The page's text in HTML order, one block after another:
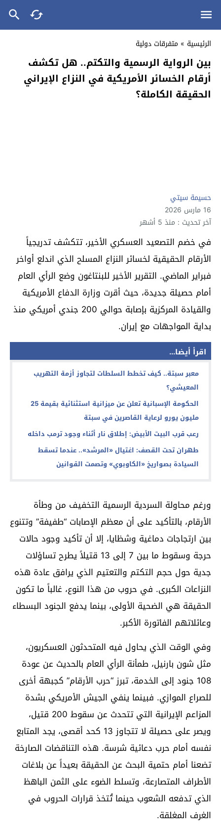
الرئيسية » متفرقات دولية
بين الرواية الرسمية والتكتم.. هل تكشف
أرقام الخسائر الأمريكية في النزاع الإيراني
الحقيقة الكاملة؟
حسيمة سيتي
16 مارس 2026
آخر تحديث : منذ 5 أشهر
في خضم التصعيد العسكري الأخير، تتكشف تدريجياً
الأرقام الحقيقية لخسائر النزاع المسلح الذي اندلع أواخر
فبراير الماضي. التقرير الأخير للبنتاغون وضع الرأي العام
أمام حصيلة جديدة، حيث أقرت وزارة الدفاع الأمريكية
والقيادة المركزية بإصابة حوالي 200 جندي أمريكي منذ
بداية المواجهات مع إيران.
اقرأ أيضا...
معبر سبتة.. كيف تخطط السلطات لتجاوز أزمة التهريب
المعيشي؟
الحكومة الإسبانية تعلن عن ميزانية استثنائية بقيمة 25
مليون يورو لرعاية القاصرين في سبتة
رعب قرب البيت الأبيض: إطلاق نار أثناء وجود ترمب داخله
طهران تحت القصف: اغتيال «المرشد».. عندما تسقط
السيادة بصواريخ «الكاوبوي» وتصمت القوانين
ورغم محاولة السردية الرسمية التخفيف من وطأة
الأرقام، بالتأكيد على أن معظم الإصابات “طفيفة” وتتنوع
بين ارتجاجات دماغية وشظايا، إلا أن تأكيد وجود حالات
حرجة وسقوط ما بين 7 إلى 13 قتيلاً يطرح تساؤلات
جدية حول حجم التكتم والتعتيم الذي يرافق عادة هذه
النزاعات الكبرى. في حروب من هذا النوع، غالباً ما تكون
الحقيقة هي الضحية الأولى، بينما يدفع الجنود البسطاء
وعائلاتهم الفاتورة الأكبر.
وفي الوقت الذي يحاول فيه المتحدثون العسكريون،
مثل شون بارنيل، طمأنة الرأي العام بالحديث عن عودة
108 جنود إلى الخدمة، تبرز “حرب الأرقام” كجبهة أخرى
للصراع الموازي. فبينما ينفي الجيش الأمريكي بشدة
المزاعم الإيرانية التي تتحدث عن سقوط 200 قتيل،
ويصر على حصيلة لا تتجاوز 13 كحد أقصى، يجد المتابع
نفسه أمام حرب دعائية شرسة. هذه التناقضات الصارخة
تضعنا أمام حتمية البحث عن الحقيقة بعيداً عن بلاغات
الأطراف المتصارعة، وتسلط الضوء على الثمن الباهظ
الذي تدفعه الشعوب حينما تُتخذ قرارات الحروب في
الغرف المغلقة.